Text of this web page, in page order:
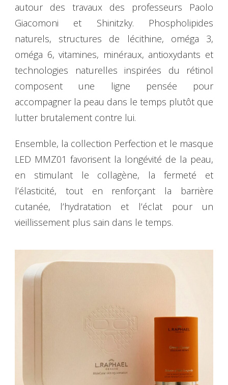
autour des travaux des professeurs Paolo
Giacomoni et Shinitzky. Phospholipides
naturels, structures de lécithine, oméga 3,
oméga 6, vitamines, minéraux, antioxydants et
technologies naturelles inspirées du rétinol
composent une ligne pensée pour
accompagner la peau dans le temps plutôt que
lutter brutalement contre lui.
Ensemble, la collection Perfection et le masque
LED MMZ01 favorisent la longévité de la peau,
en stimulant le collagène, la fermeté et
l’élasticité, tout en renforçant la barrière
cutanée, l’hydratation et l’éclat pour un
vieillissement plus sain dans le temps.